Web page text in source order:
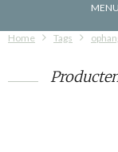
MENU
Home Tags